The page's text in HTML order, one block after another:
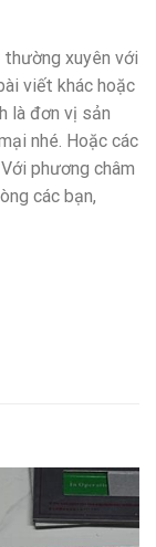
xuyên với
viết khác hoặc
là đơn vị sản
nhé. Hoặc các
phương châm
các bạn,